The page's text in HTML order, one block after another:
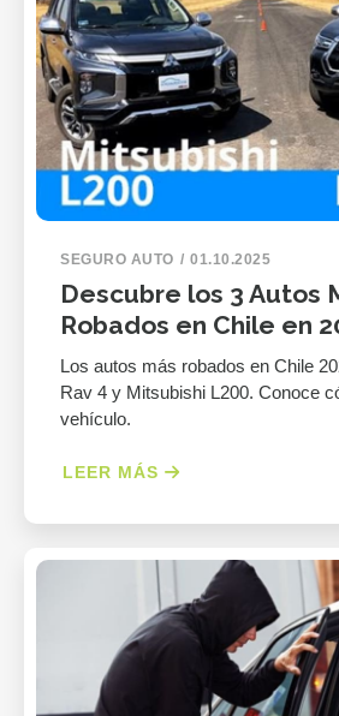
SEGURO AUTO 01.10.2025
Descubre los 3 Autos
Robados en Chile en
Los autos más robados en Chile
Rav 4 y Mitsubishi L200. Conoce
vehículo.
LEER MÁS